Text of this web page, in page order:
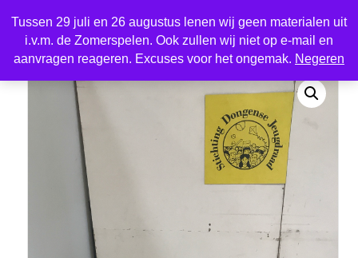
Tussen 29 juli en 26 augustus lenen wij geen materialen uit
i.v.m. de Zomerspelen. Ook zullen wij niet op e-mail en
aanvragen reageren. Excuses voor het ongemak. Negeren
Home/Audio, video en elektra/ Rookmachine klein